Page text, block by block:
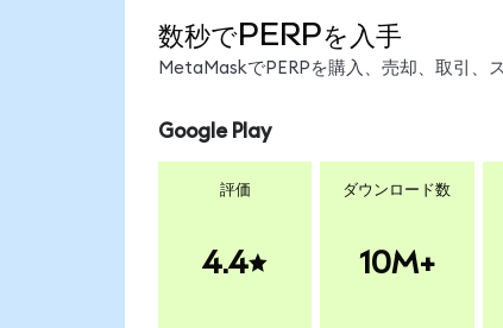
数秒でPERPを入手
MetaMaskでPERPを購入、売却、取引、
Google Play
評価
4.4
ダウンロード数
10M+